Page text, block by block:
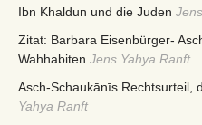
Ibn Khaldun und die Juden
Zitat: Barbara Eisenbürger-
Wahhabiten Jens Yahya Ranft
Asch-Schaukānīs Rechtsurteil,
Yahya Ranft